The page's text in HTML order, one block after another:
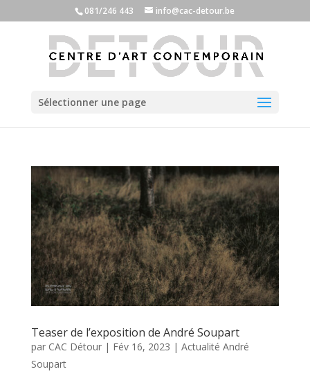
081/246 443 info@cac-detour.be
Sélectionner une page
Teaser de l’exposition de André Soupart
par CAC Détour| Fév 16, 2023 | Actualité André
Soupart